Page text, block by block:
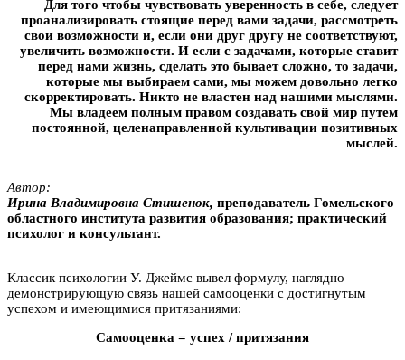
Для того чтобы чувствовать уверенность в себе, следует
проанализировать стоящие перед вами задачи, рассмотреть
свои возможности и, если они друг другу не соответствуют,
увеличить возможности. И если с задачами, которые ставит
перед нами жизнь, сделать это бывает сложно, то задачи,
которые мы выбираем сами, мы можем довольно легко
скорректировать. Никто не властен над нашими мыслями.
Мы владеем полным правом создавать свой мир путем
постоянной, целенаправленной культивации позитивных
мыслей.
Автор:
Иpинa Влaдимиpoвнa Cтишeнoк, преподаватель Гомельского
областного института развития образования; практический
психолог и консультант.
Классик психологии У. Джеймс вывел формулу, наглядно
демонстрирующую связь нашей самооценки с достигнутым
успехом и имеющимися притязаниями:
Самооценка = успех / притязания